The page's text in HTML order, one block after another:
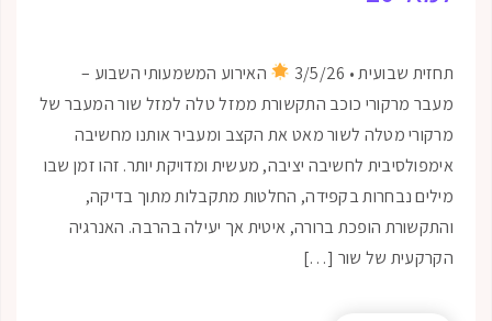
• 3/5/26
האירוע המשמעותי השבוע –
כוכב התקשורת ממזל טלה למזל שור המעבר של
לשור מאט את הקצב ומעביר אותנו מחשיבה
לחשיבה יציבה, מעשית ומדויקת יותר. זהו זמן שבו
בקפידה, החלטות מתקבלות מתוך בדיקה,
הופכת ברורה, איטית אך יעילה בהרבה. האנרגיה
של שור […]
בינואר —
שמרגיש כמו
עוברת
המרכז